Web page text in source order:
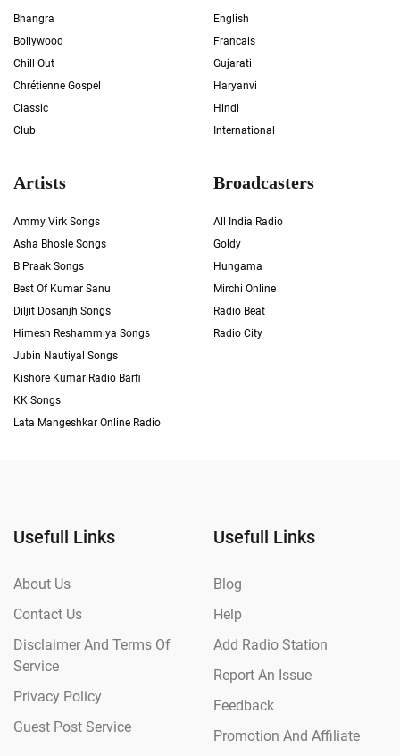
Bhangra
Bollywood
Chill Out
Chrétienne Gospel
Classic
Club
English
Francais
Gujarati
Haryanvi
Hindi
International
Artists
Ammy Virk Songs
Asha Bhosle Songs
B Praak Songs
Best Of Kumar Sanu
Diljit Dosanjh Songs
Himesh Reshammiya Songs
Jubin Nautiyal Songs
Kishore Kumar Radio Barfi
KK Songs
Lata Mangeshkar Online Radio
Broadcasters
All India Radio
Goldy
Hungama
Mirchi Online
Radio Beat
Radio City
Usefull Links
About Us
Contact Us
Disclaimer And Terms Of
Service
Privacy Policy
Guest Post Service
Usefull Links
Blog
Help
Add Radio Station
Report An Issue
Feedback
Promotion And Affiliate